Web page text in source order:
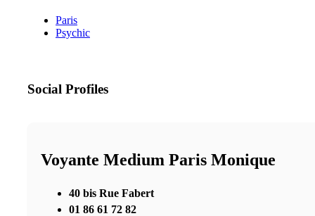
Paris
Psychic
Social Profiles
Voyante Medium Paris Monique
40 bis Rue Fabert
01 86 61 72 82